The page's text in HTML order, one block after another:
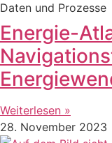
Daten und Prozesse
Energie-
Weiterlesen »
28. November 2023